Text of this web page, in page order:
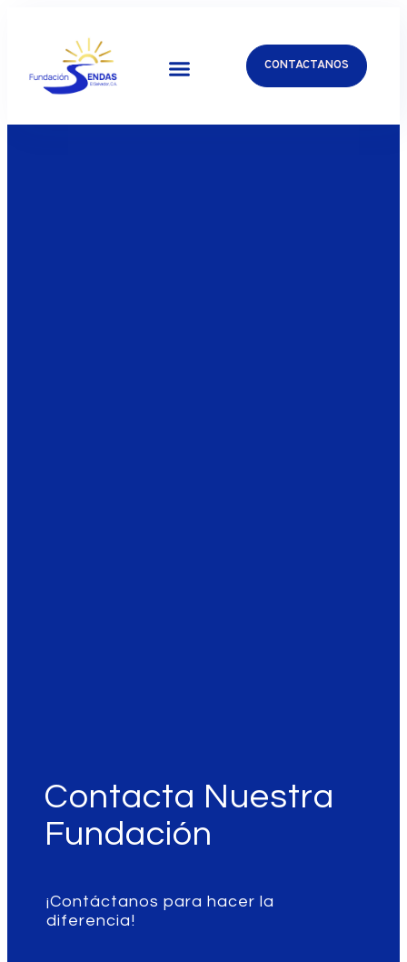
CONTACTANOS
Contacta Nuestra
Fundación
¡Contáctanos para hacer la
diferencia!